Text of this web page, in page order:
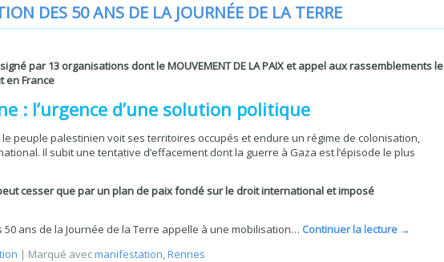
DES 50 ANS DE LA JOURNÉE DE LA TERRE
par 13 organisations dont le MOUVEMENT DE LA PAIX et appel aux rassemblements le
en France
: l’urgence d’une solution politique
peuple palestinien voit ses territoires occupés et endure un régime de colonisation,
Il subit une tentative d’effacement dont la guerre à Gaza est l’épisode le plus
cesser que par un plan de paix fondé sur le droit international et imposé
50 ans de la Journée de la Terre appelle à une mobilisation… Continuer la lecture →
| Marqué avecmanifestation Rennes